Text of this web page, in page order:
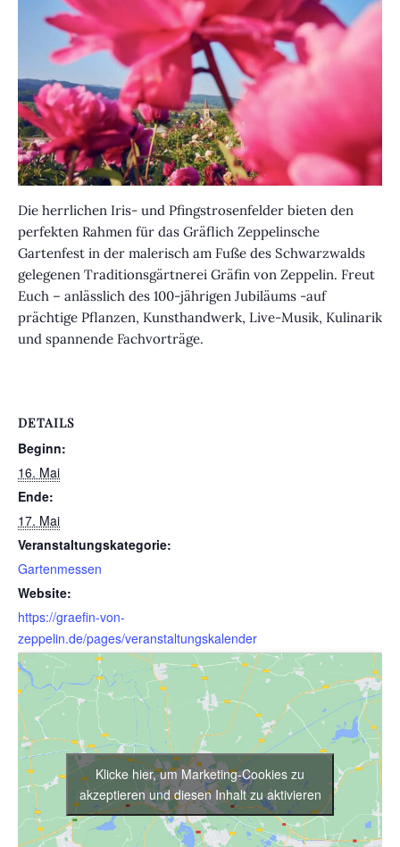
Die herrlichen Iris- und Pfingstrosenfelder bieten den
perfekten Rahmen für das Gräflich Zeppelinsche
Gartenfest in der malerisch am Fuße des Schwarzwalds
gelegenen Traditionsgärtnerei Gräfin von Zeppelin. Freut
Euch – anlässlich des 100-jährigen Jubiläums -auf
prächtige Pflanzen, Kunsthandwerk, Live-Musik, Kulinarik
und spannende Fachvorträge.
DETAILS
Beginn:
16. Mai
Ende:
17. Mai
Veranstaltungskategorie:
Gartenmessen
Website:
https://graefin-von-
zeppelin.de/pages/veranstaltungskalender
Klicke hier, um Marketing-Cookies zu
akzeptieren und diesen Inhalt zu aktivieren